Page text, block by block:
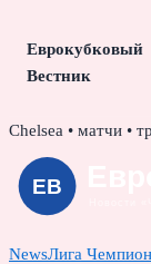
Еврокубковый
Вестник
Skip
content
Chelsea • матчи •
NewsЛига